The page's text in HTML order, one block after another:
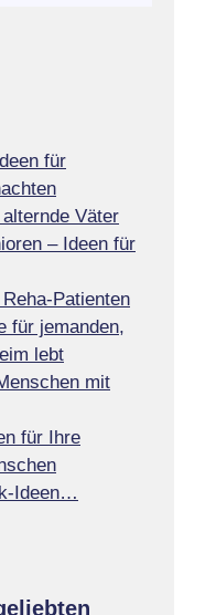
für
Väter
– Ideen für
Patienten
für jemanden,
lebt
mit
für Ihre
Ideen…